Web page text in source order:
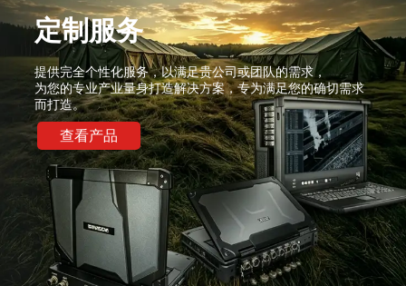
定制服务
提供完全个性化服务，以满足贵公司或团队的需求，
为您的专业产业量身打造解决方案，专为满足您的确切需求
而打造。
查看产品